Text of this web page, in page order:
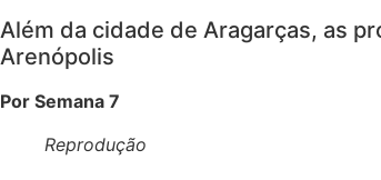
Além da cidade de Aragarças, as
Arenópolis
Por Semana 7
Reprodução